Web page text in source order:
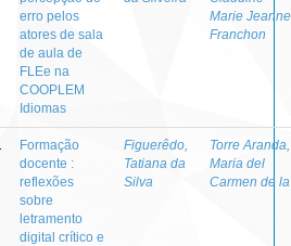
erro pelos
atores de sala
de aula de
FLEe na
COOPLEM
Idiomas
Marie Jeanne
Franchon
Formação
docente :
reflexões
sobre
letramento
digital crítico e
Figuerêdo,
Tatiana da
Silva
Torre Aranda,
Maria del
Carmen de la